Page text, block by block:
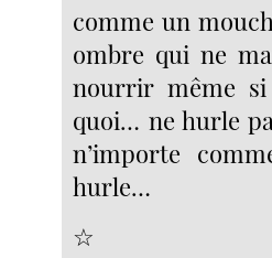
comme un
ombre qui ne
nourrir même
quoi… ne hurle
n’importe
hurle…
☆